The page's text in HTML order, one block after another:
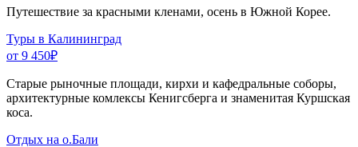
Путешествие за красными кленами, осень в Южной Корее.
Туры в Калининград
от 9 450₽
Старые рыночные площади, кирхи и кафедральные соборы,
архитектурные комлексы Кенигсберга и знаменитая Куршская
коса.
Отдых на о.Бали